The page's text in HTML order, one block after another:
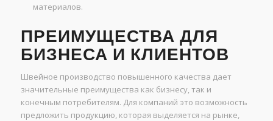
материалов.
ПРЕИМУЩЕСТВА ДЛЯ
БИЗНЕСА И КЛИЕНТОВ
Швейное производство повышенного качества дает
значительные преимущества как бизнесу, так и
конечным потребителям. Для компаний это возможность
предложить продукцию, которая выделяется на рынке,